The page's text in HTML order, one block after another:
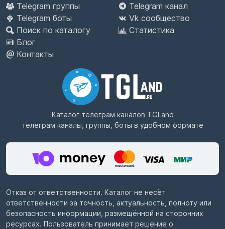
Telegram группы
Telegram боты
Поиск по каталогу
Блог
Контакты
Telegram канал
Vk сообщество
Статистика
Каталог телеграм каналов TGLand
телеграм каналы, группы, боты в удобном формате
Отказ от ответственности. Каталог не несёт
ответственности за точность, актуальность, полноту или
безопасность информации, размещённой на сторонних
ресурсах. Пользователь принимает решение о